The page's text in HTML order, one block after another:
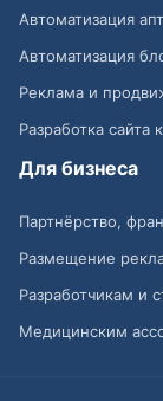
Автоматизация
Автоматизация
Реклама и
Разработка сайта
Для бизнеса
Партнёрство,
Размещение
Разработчикам и
Медицинским